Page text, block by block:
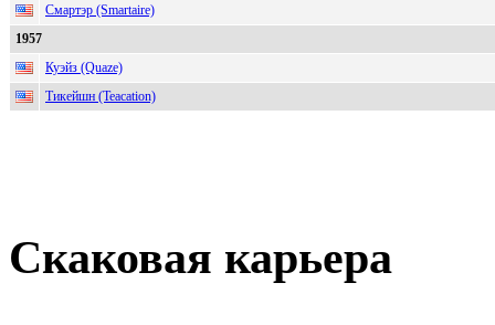
Смартэр (Smartaire)
1957
Куэйз (Quaze)
Тикейшн (Teacation)
Скаковая карьера